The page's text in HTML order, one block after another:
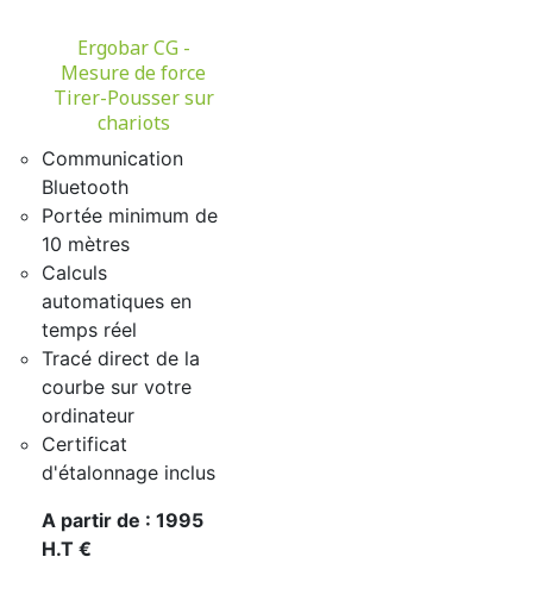
Ergobar CG -
Mesure de force
Tirer-Pousser sur
chariots
Communication
Bluetooth
Portée minimum de
10 mètres
Calculs
automatiques en
temps réel
Tracé direct de la
courbe sur votre
ordinateur
Certificat
d'étalonnage inclus
A partir de : 1995
H.T €